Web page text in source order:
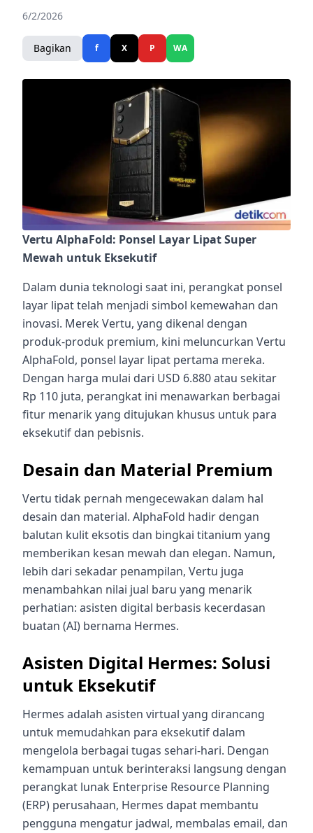
6/2/2026
Bagikan f X P WA
Vertu AlphaFold: Ponsel Layar Lipat Super
Mewah untuk Eksekutif
Dalam dunia teknologi saat ini, perangkat ponsel
layar lipat telah menjadi simbol kemewahan dan
inovasi. Merek Vertu, yang dikenal dengan
produk-produk premium, kini meluncurkan Vertu
AlphaFold, ponsel layar lipat pertama mereka.
Dengan harga mulai dari USD 6.880 atau sekitar
Rp 110 juta, perangkat ini menawarkan berbagai
fitur menarik yang ditujukan khusus untuk para
eksekutif dan pebisnis.
Desain dan Material Premium
Vertu tidak pernah mengecewakan dalam hal
desain dan material. AlphaFold hadir dengan
balutan kulit eksotis dan bingkai titanium yang
memberikan kesan mewah dan elegan. Namun,
lebih dari sekadar penampilan, Vertu juga
menambahkan nilai jual baru yang menarik
perhatian: asisten digital berbasis kecerdasan
buatan (AI) bernama Hermes.
Asisten Digital Hermes: Solusi
untuk Eksekutif
Hermes adalah asisten virtual yang dirancang
untuk memudahkan para eksekutif dalam
mengelola berbagai tugas sehari-hari. Dengan
kemampuan untuk berinteraksi langsung dengan
perangkat lunak Enterprise Resource Planning
(ERP) perusahaan, Hermes dapat membantu
pengguna mengatur jadwal, membalas email, dan